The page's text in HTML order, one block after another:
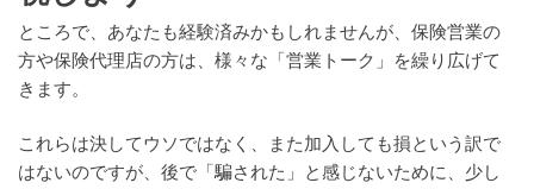
ところで、あなたも経験済みかもしれませんが、保険営業の
方や保険代理店の方は、様々な「営業トーク」を繰り広げて
きます。
これらは決してウソではなく、また加入しても損という訳で
はないのですが、後で「騙された」と感じないために、少し